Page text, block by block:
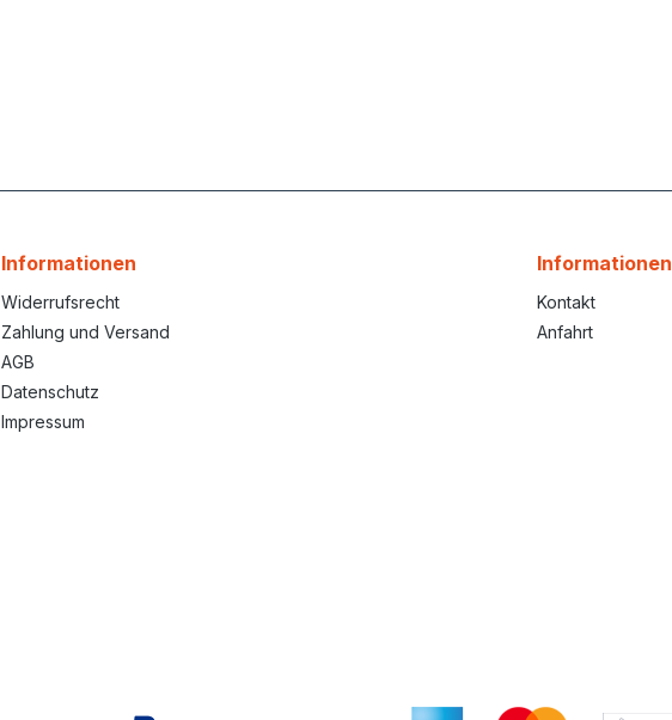
Informationen
Widerrufsrecht
Zahlung und Versand
AGB
Datenschutz
Impressum
Informationen
Kontakt
Anfahrt